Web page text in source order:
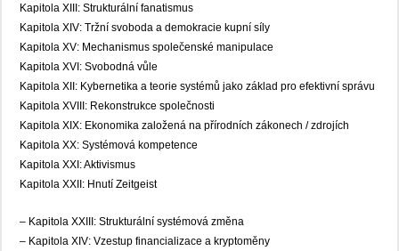
Kapitola XIII: Strukturální fanatismus
Kapitola XIV: Tržní svoboda a demokracie kupní síly
Kapitola XV: Mechanismus společenské manipulace
Kapitola XVI: Svobodná vůle
Kapitola XII: Kybernetika a teorie systémů jako základ pro efektivní správu
Kapitola XVIII: Rekonstrukce společnosti
Kapitola XIX: Ekonomika založená na přírodních zákonech / zdrojích
Kapitola XX: Systémová kompetence
Kapitola XXI: Aktivismus
Kapitola XXII: Hnutí Zeitgeist
– Kapitola XXIII: Strukturální systémová změna
– Kapitola XIV: Vzestup financializace a kryptoměny